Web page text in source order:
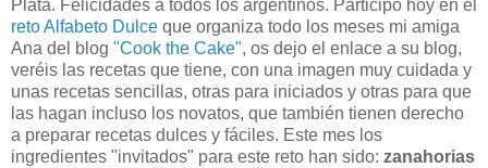
Plata. Felicidades a todos los argentinos. Participo hoy en el
reto Alfabeto Dulce que organiza todo los meses mi amiga
Ana del blog "Cook the Cake", os dejo el enlace a su blog,
veréis las recetas que tiene, con una imagen muy cuidada y
unas recetas sencillas, otras para iniciados y otras para que
las hagan incluso los novatos, que también tienen derecho
a preparar recetas dulces y fáciles. Este mes los
ingredientes "invitados" para este reto han sido: zanahorias